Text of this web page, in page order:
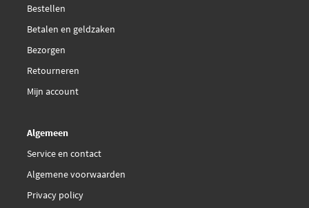
Bestellen
Betalen en geldzaken
Bezorgen
Retourneren
Mijn account
Algemeen
Service en contact
Algemene voorwaarden
Privacy policy